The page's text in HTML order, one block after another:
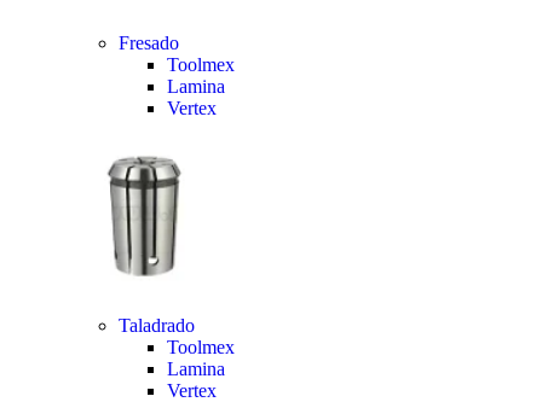
Fresado
Toolmex
Lamina
Vertex
Taladrado
Toolmex
Lamina
Vertex